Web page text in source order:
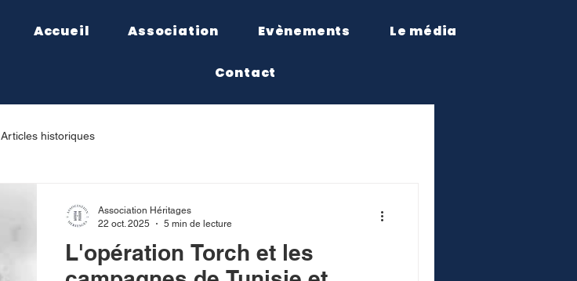
Accueil Association Evènements Le média
Contact
Articles historiques
L'opération Torch et les
Association Héritages
22 oct. 2025
5 min de lecture